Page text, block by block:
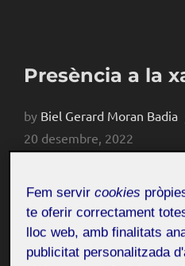
Presència a la
by Biel Gerard Moran Badia
Posted
20 desembre, 2022
Recursos i comunitats
digitals
Fem servircookies
te oferir correctament
lloc web, amb finalitats
publicitat personalitzada